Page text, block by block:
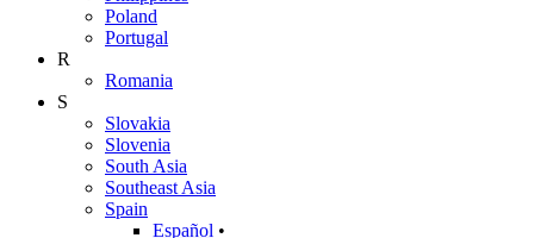
Poland
Portugal
R
Romania
S
Slovakia
Slovenia
South Asia
Southeast Asia
Spain
Español •